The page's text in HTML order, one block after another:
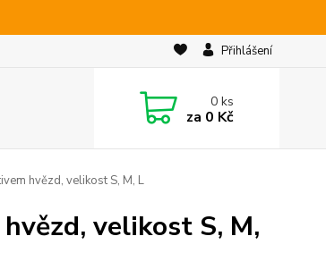
Přihlášení
0ks
za 0 Kč
hvězd, velikost S, M, L
velikost S, M,